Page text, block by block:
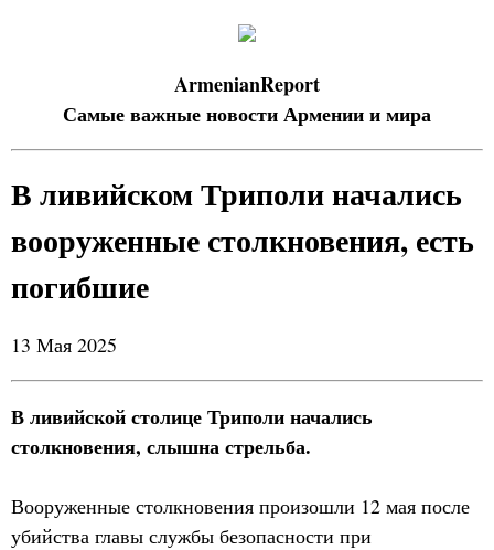
ArmenianReport
Самые важные новости Армении и мира
В ливийском Триполи начались
вооруженные столкновения, есть
погибшие
13 Мая 2025
В ливийской столице Триполи начались
столкновения, слышна стрельба.
Вооруженные столкновения произошли 12 мая после
убийства главы службы безопасности при